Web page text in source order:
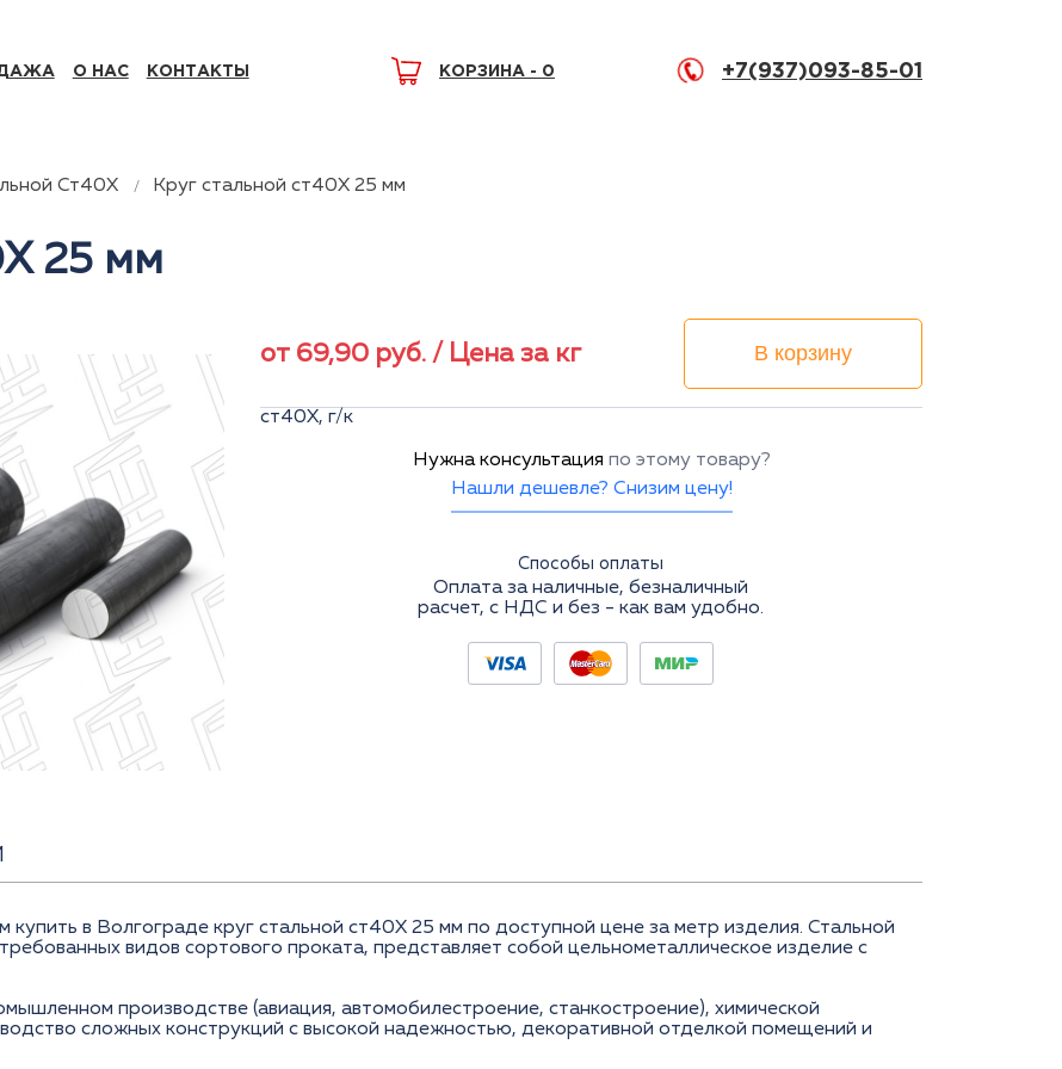
О НАС КОНТАКТЫ КОРЗИНА - 0 +7(937)093-85-01
Ст40Х Круг стальной ст40Х 25 мм
25 мм
от 69,90 руб. / Цена за кг В корзину
ст40Х, г/к
Нужна консультация по этому товару?
Нашли дешевле? Снизим цену!
Способы оплаты
Оплата за наличные, безналичный
расчет, с НДС и без - как вам удобно.
в Волгограде круг стальной ст40Х 25 мм по доступной цене за метр изделия. Стальной
видов сортового проката, представляет собой цельнометаллическое изделие с
производстве (авиация, автомобилестроение, станкостроение), химической
сложных конструкций с высокой надежностью, декоративной отделкой помещений и